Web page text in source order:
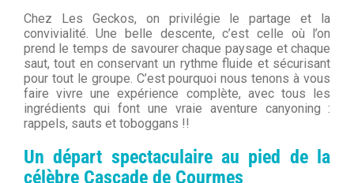
Chez Les Geckos, on privilégie le partage et la
convivialité. Une belle descente, c’est celle où l’on
prend le temps de savourer chaque paysage et chaque
saut, tout en conservant un rythme fluide et sécurisant
pour tout le groupe. C’est pourquoi nous tenons à vous
faire vivre une expérience complète, avec tous les
ingrédients qui font une vraie aventure canyoning :
rappels, sauts et toboggans !!
Un départ spectaculaire au pied de la
célèbre Cascade de Courmes